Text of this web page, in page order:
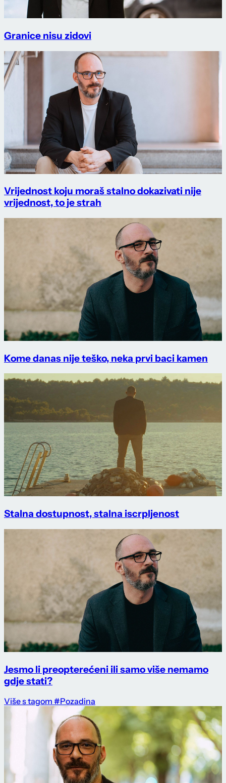
Granice nisu zidovi
Vrijednost koju moraš stalno dokazivati nije
vrijednost, to je strah
Kome danas nije teško, neka prvi baci kamen
Stalna dostupnost, stalna iscrpljenost
Jesmo li preopterećeni ili samo više nemamo
gdje stati?
Više s tagom #Pozadina